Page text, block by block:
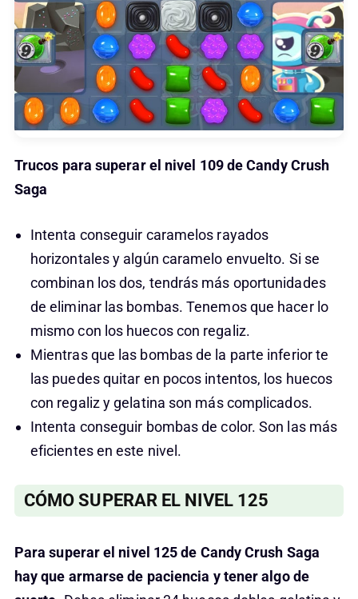
Trucos para superar el nivel 109 de Candy Crush
Saga
Intenta conseguir caramelos rayados
horizontales y algún caramelo envuelto. Si se
combinan los dos, tendrás más oportunidades
de eliminar las bombas. Tenemos que hacer lo
mismo con los huecos con regaliz.
Mientras que las bombas de la parte inferior te
las puedes quitar en pocos intentos, los huecos
con regaliz y gelatina son más complicados.
Intenta conseguir bombas de color. Son las más
eficientes en este nivel.
CÓMO SUPERAR EL NIVEL 125
Para superar el nivel 125 de Candy Crush Saga
hay que armarse de paciencia y tener algo de